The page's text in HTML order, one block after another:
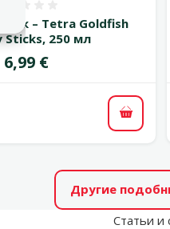
– Tetra Goldfish
Sticks, 250 мл
Цена
6,99 €
В
Другие
Статьи и